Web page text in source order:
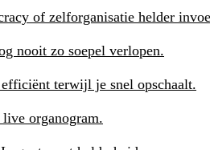
of zelforganisatie helder
nooit zo soepel verlopen.
terwijl je snel opschaalt.
organogram.